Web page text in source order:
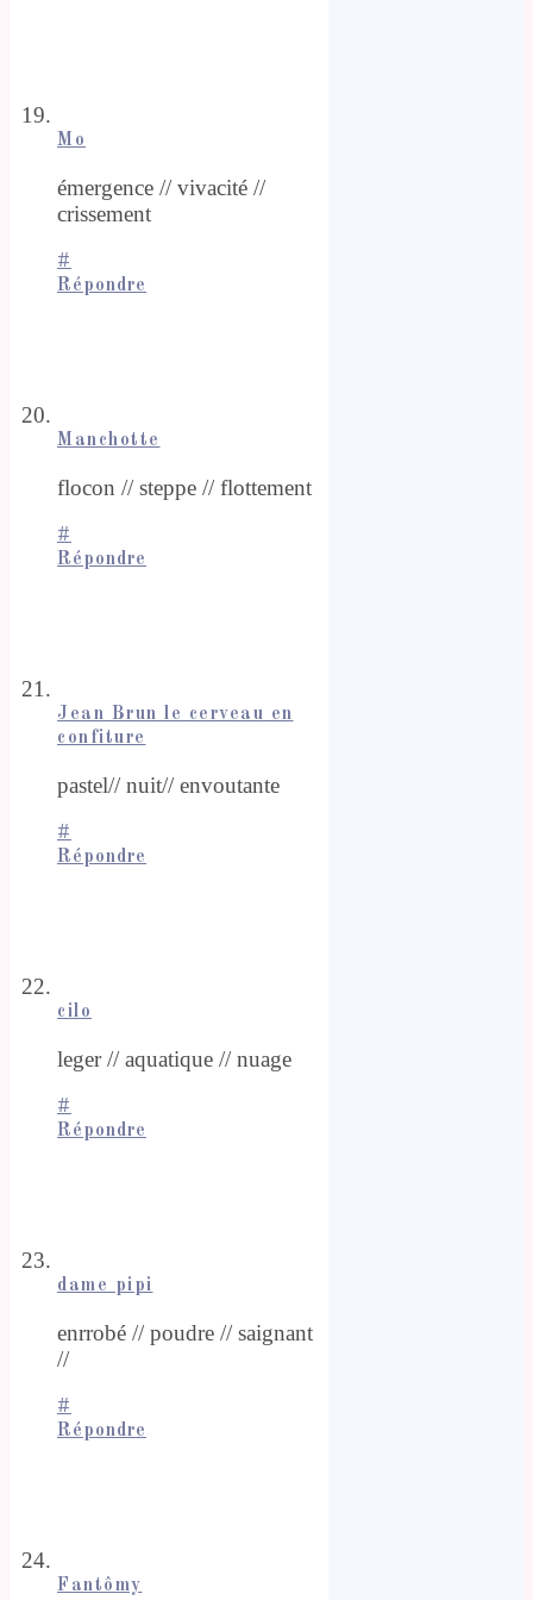
Mo
émergence // vivacité //
crissement
#
Répondre
Manchotte
flocon // steppe // flottement
#
Répondre
Jean Brun le cerveau en
confiture
pastel// nuit// envoutante
#
Répondre
cilo
leger // aquatique // nuage
#
Répondre
dame pipi
enrrobé // poudre // saignant
//
#
Répondre
Fantômy